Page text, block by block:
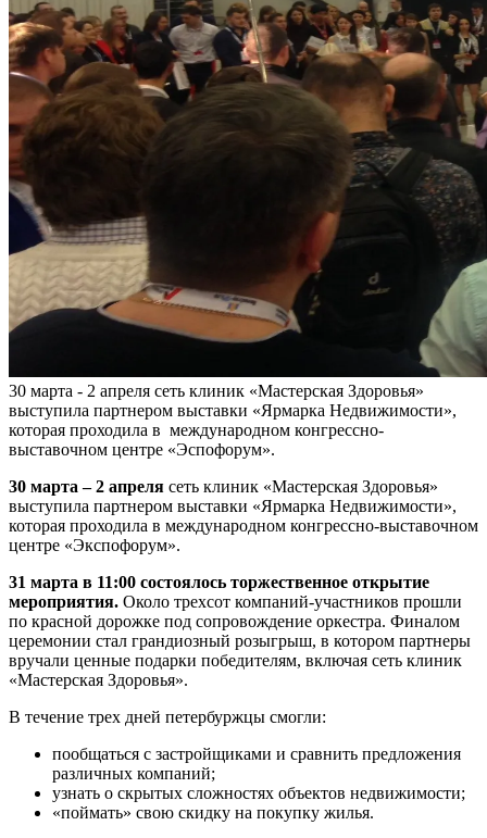
30 марта - 2 апреля сеть клиник «Мастерская Здоровья»
выступила партнером выставки «Ярмарка Недвижимости»,
которая проходила в международном конгрессно-
выставочном центре «Эспофорум».
30 марта – 2 апреля сеть клиник «Мастерская Здоровья»
выступила партнером выставки «Ярмарка Недвижимости»,
которая проходила в международном конгрессно-выставочном
центре «Экспофорум».
31 марта в 11:00 состоялось торжественное открытие
мероприятия. Около трехсот компаний-участников прошли
по красной дорожке под сопровождение оркестра. Финалом
церемонии стал грандиозный розыгрыш, в котором партнеры
вручали ценные подарки победителям, включая сеть клиник
«Мастерская Здоровья».
В течение трех дней петербуржцы смогли:
пообщаться с застройщиками и сравнить предложения
различных компаний;
узнать о скрытых сложностях объектов недвижимости;
«поймать» свою скидку на покупку жилья.